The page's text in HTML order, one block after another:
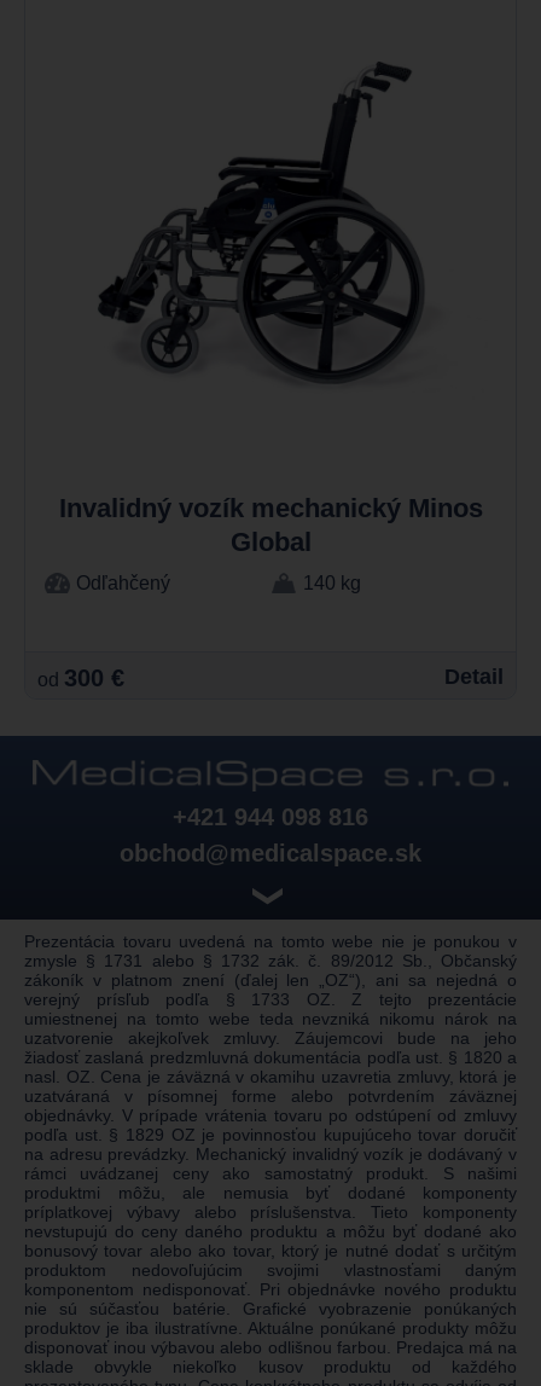
Invalidný vozík mechanický Minos
Global
Odľahčený 140 kg
od 300 € Detail
+421 944 098 816
obchod@medicalspace.sk
❯
Prezentácia tovaru uvedená na tomto webe nie je ponukou v
zmysle § 1731 alebo § 1732 zák. č. 89/2012 Sb., Občanský
zákoník v platnom znení (ďalej len „OZ“), ani sa nejedná o
verejný prísľub podľa § 1733 OZ. Z tejto prezentácie
umiestnenej na tomto webe teda nevzniká nikomu nárok na
uzatvorenie akejkoľvek zmluvy. Záujemcovi bude na jeho
žiadosť zaslaná predzmluvná dokumentácia podľa ust. § 1820 a
nasl. OZ. Cena je záväzná v okamihu uzavretia zmluvy, ktorá je
uzatváraná v písomnej forme alebo potvrdením záväznej
objednávky. V prípade vrátenia tovaru po odstúpení od zmluvy
podľa ust. § 1829 OZ je povinnosťou kupujúceho tovar doručiť
na adresu prevádzky. Mechanický invalidný vozík je dodávaný v
rámci uvádzanej ceny ako samostatný produkt. S našimi
produktmi môžu, ale nemusia byť dodané komponenty
príplatkovej výbavy alebo príslušenstva. Tieto komponenty
nevstupujú do ceny daného produktu a môžu byť dodané ako
bonusový tovar alebo ako tovar, ktorý je nutné dodať s určitým
produktom nedovoľujúcim svojimi vlastnosťami daným
komponentom nedisponovať. Pri objednávke nového produktu
nie sú súčasťou batérie. Grafické vyobrazenie ponúkaných
produktov je iba ilustratívne. Aktuálne ponúkané produkty môžu
disponovať inou výbavou alebo odlišnou farbou. Predajca má na
sklade obvykle niekoľko kusov produktu od každého